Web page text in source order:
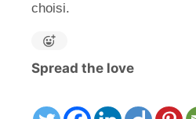
choisi.
Spread the love